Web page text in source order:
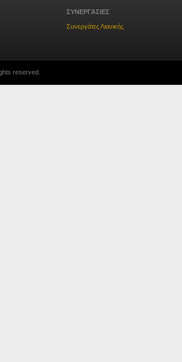
ΣΥΝΕΡΓΑΣΙΕΣ
Συνεργάτες Λιανικής
reserved.